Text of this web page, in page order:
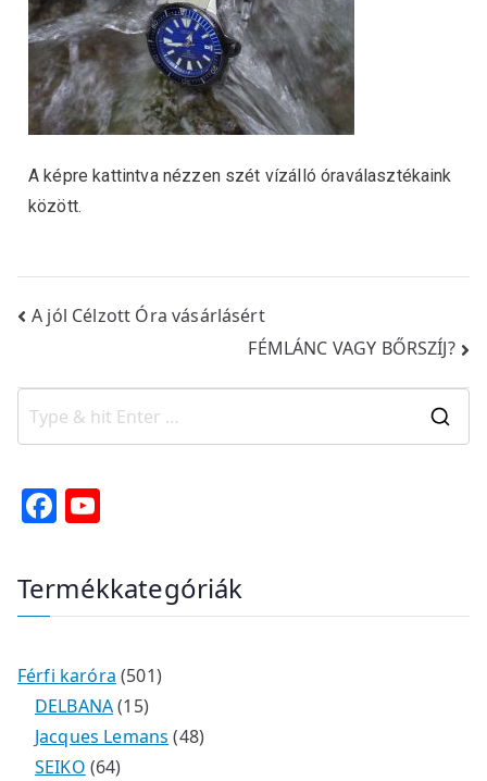
A képre kattintva nézzen szét vízálló óraválasztékaink
között.
A jól Célzott Óra vásárlásért
FÉMLÁNC VAGY BŐRSZÍJ?
F
c
e
o
o
k
u
T
b
e
Termékkategóriák
Férfi karóra 501
DELBANA 15
Jacques Lemans 48
SEIKO 64